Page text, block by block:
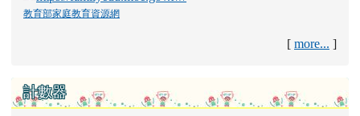
教育部家庭教育資源網
[ more... ]
計數器